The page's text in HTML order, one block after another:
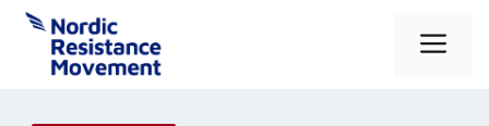
Skip
content